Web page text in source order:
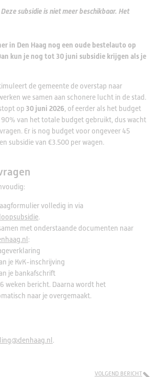
subsidie is niet meer beschikbaar. Het
in Den Haag nog een oude bestelauto op
kun je nog tot 30 juni subsidie krijgen als je
de gemeente de overstap naar
we samen aan schonere lucht in de stad.
op 30 juni 2026, of eerder als het budget
90% van het totale budget gebruikt, dus wacht
Er is nog budget voor ongeveer 45
subsidie van €3.500 per wagen.
volledig in via
.
met onderstaande documenten naar
:
je KvK-inschrijving
je bankafschrift
weken bericht. Daarna wordt het
naar je overgemaakt.
.
VOLGEND BERICHT